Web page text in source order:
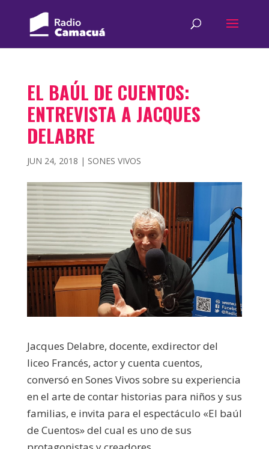
EL BAÚL DE CUENTOS:
ENTREVISTA A JACQUES
DELABRE
JUN 24, 2018 | SONES VIVOS
Jacques Delabre, docente, exdirector del
liceo Francés, actor y cuenta cuentos,
conversó en Sones Vivos sobre su experiencia
en el arte de contar historias para niños y sus
familias, e invita para el espectáculo «El baúl
de Cuentos» del cual es uno de sus